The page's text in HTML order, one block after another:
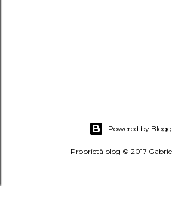
Powered by
Proprietà blog © 2017